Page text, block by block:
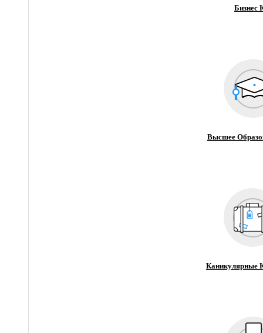
Бизнес
Высшее
Каникулярные